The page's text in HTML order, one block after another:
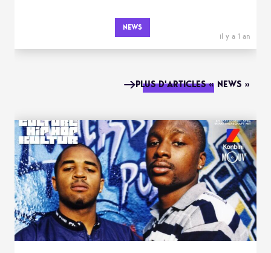
NEWS
il y a 1 an
PLUS D'ARTICLES « NEWS »